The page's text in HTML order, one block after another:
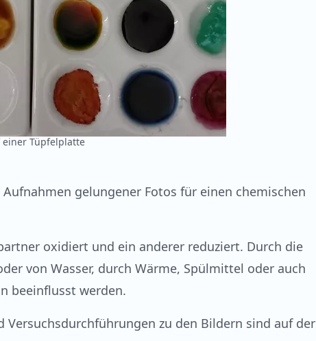
einer Tüpfelplatte
gelungener Fotos für einen chemischen
oxidiert und ein anderer reduziert. Durch die
von Wasser, durch Wärme, Spülmittel oder auch
beeinflusst werden.
zu den Bildern sind auf der